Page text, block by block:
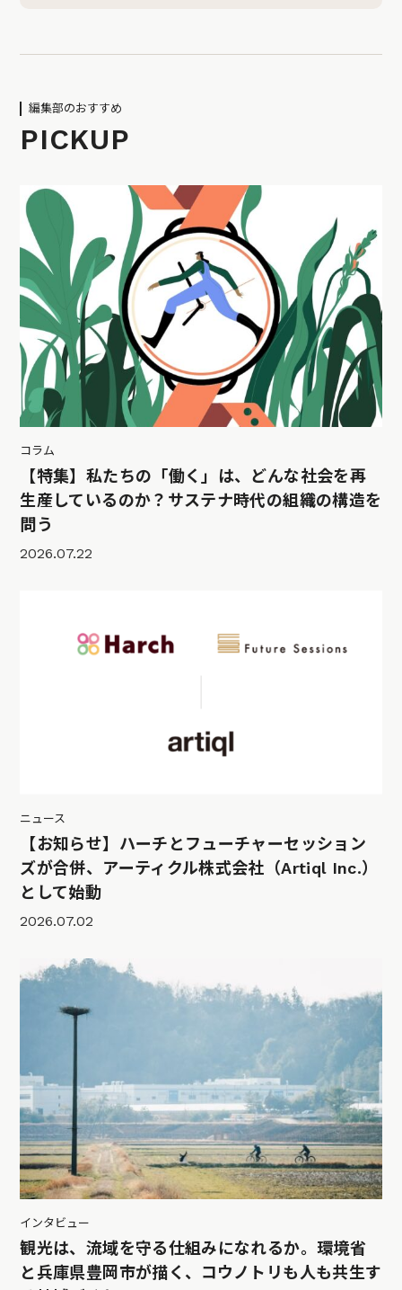
編集部のおすすめ
PICKUP
コラム
【特集】私たちの「働く」は、どんな社会を再
生産しているのか？サステナ時代の組織の構造を
問う
2026.07.22
ニュース
【お知らせ】ハーチとフューチャーセッション
ズが合併、アーティクル株式会社（Artiql Inc.）
として始動
2026.07.02
インタビュー
観光は、流域を守る仕組みになれるか。環境省
と兵庫県豊岡市が描く、コウノトリも人も共生す